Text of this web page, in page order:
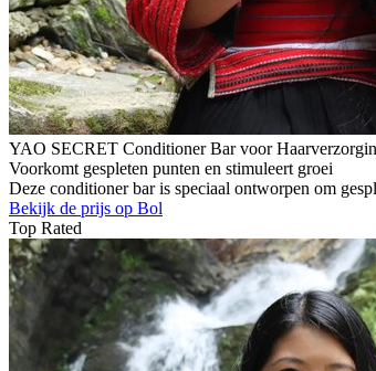
YAO SECRET Conditioner Bar voor
Voorkomt gespleten punten en stimuleert groei
Deze conditioner bar is speciaal ontworpen om
Bekijk de prijs op Bol
Top Rated